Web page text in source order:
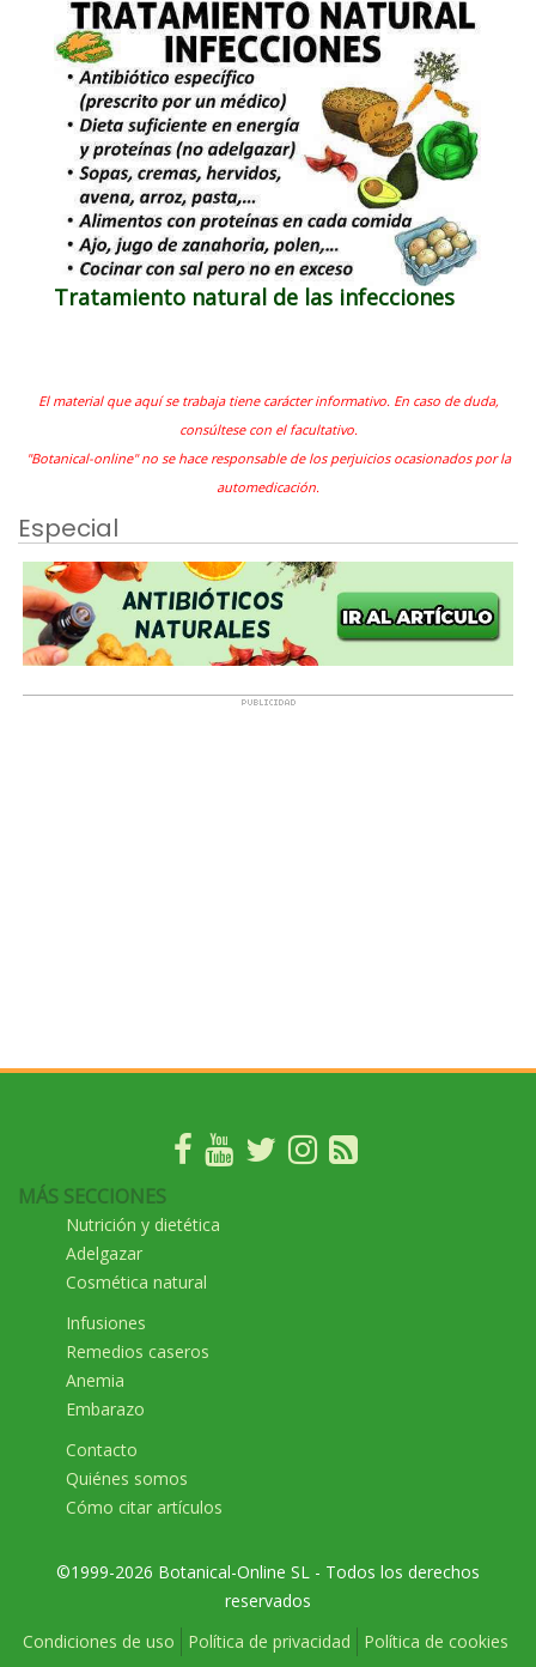
Tratamiento natural de las infecciones
El material que aquí se trabaja tiene carácter informativo. En caso de duda,
consúltese con el facultativo.
"Botanical-online" no se hace responsable de los perjuicios ocasionados por la
automedicación.
Especial
MÁS SECCIONES
Nutrición y dietética
Adelgazar
Cosmética natural
Infusiones
Remedios caseros
Anemia
Embarazo
Contacto
Quiénes somos
Cómo citar artículos
©1999-2026 Botanical-Online SL - Todos los derechos
reservados
Condiciones de uso
Política de privacidad Política de cookies